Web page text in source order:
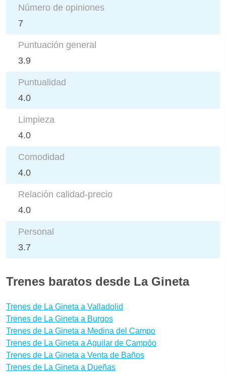
Número de opiniones
7
Puntuación general
3.9
Puntualidad
4.0
Limpieza
4.0
Comodidad
4.0
Relación calidad-precio
4.0
Personal
3.7
Trenes baratos desde La Gineta
Trenes de La Gineta a Valladolid
Trenes de La Gineta a Burgos
Trenes de La Gineta a Medina del Campo
Trenes de La Gineta a Aguilar de Campóo
Trenes de La Gineta a Venta de Baños
Trenes de La Gineta a Dueñas